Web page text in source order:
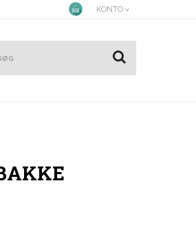
KONTO